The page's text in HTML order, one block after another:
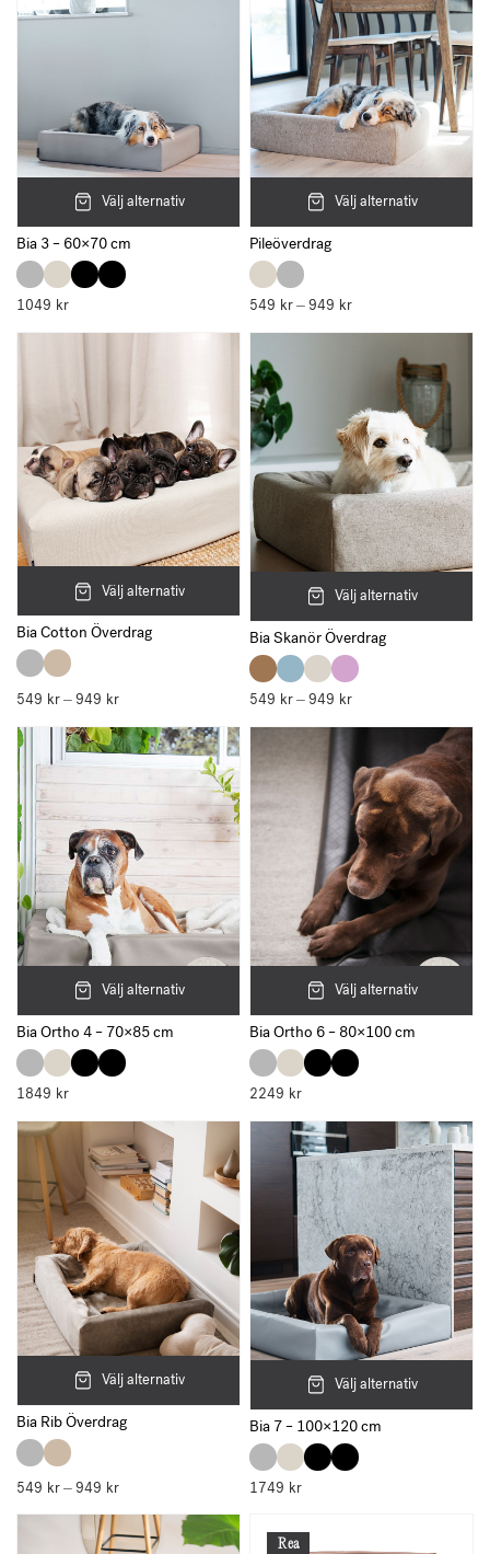
Välj alternativ
Bia 3 – 60×70 cm
1049 kr
Välj alternativ
Pileöverdrag
549 kr –949 krPrisintervall:
Välj alternativ
Bia Cotton Överdrag
549 kr –949 krPrisintervall:
till
949 kr
Välj alternativ
Bia Skanör Överdrag
549 kr –949 krPrisintervall:
Välj alternativ
Bia Ortho 4 – 70×85 cm
1849 kr
Välj alternativ
Bia Ortho 6 – 80×100 cm
2249 kr
Välj alternativ
Bia Rib Överdrag
549 kr –949 krPrisintervall:
949 kr
Välj alternativ
Bia 7 – 100×120 cm
1749 kr
Rea